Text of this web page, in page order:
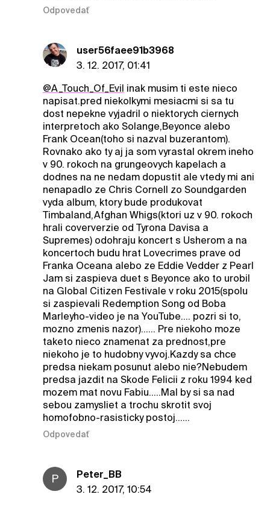
Odpovedať
user56faee91b3968
3. 12. 2017, 01:41
@A_Touch_Of_Evil inak musim ti este nieco
napisat.pred niekolkymi mesiacmi si sa tu
dost nepekne vyjadril o niektorych ciernych
interpretoch ako Solange,Beyonce alebo
Frank Ocean(toho si nazval buzerantom).
Rovnako ako ty aj ja som vyrastal okrem ineho
v 90. rokoch na grungeovych kapelach a
dodnes na ne nedam dopustit ale vtedy mi ani
nenapadlo ze Chris Cornell zo Soundgarden
vyda album, ktory bude produkovat
Timbaland,Afghan Whigs(ktori uz v 90. rokoch
hrali coververzie od Tyrona Davisa a
Supremes) odohraju koncert s Usherom a na
koncertoch budu hrat Lovecrimes prave od
Franka Oceana alebo ze Eddie Vedder z Pearl
Jam si zaspieva duet s Beyonce ako to urobil
na Global Citizen Festivale v roku 2015(spolu
si zaspievali Redemption Song od Boba
Marleyho-video je na YouTube.... pozri si to,
mozno zmenis nazor)...... Pre niekoho moze
taketo nieco znamenat za prednost,pre
niekoho je to hudobny vyvoj.Kazdy sa chce
predsa niekam posunut alebo nie?Nebudem
predsa jazdit na Skode Felicii z roku 1994 ked
mozem mat novu Fabiu.....Mal by si sa nad
sebou zamysliet a trochu skrotit svoj
homofobno-rasisticky postoj......
Odpovedať
P
Peter_BB
3. 12. 2017, 10:54